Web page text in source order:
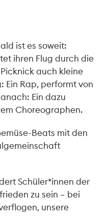
ist es soweit:
ihren Flug durch die
auch kleine
Ein Rap, performt von
Ein dazu
Choreographen.
Beats mit den
Schüler*innen der
zu sein – bei
unsere